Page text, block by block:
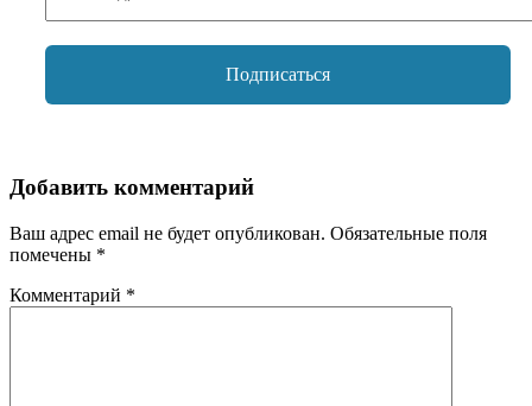
Добавить комментарий
Ваш адрес email не будет опубликован. Обязательные поля
помечены *
Комментарий *